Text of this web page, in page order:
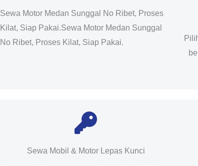
Sewa Motor Medan Sunggal No Ribet, Proses
Kilat, Siap Pakai.Sewa Motor Medan Sunggal
No Ribet, Proses Kilat, Siap Pakai.
Sewa Mobil & Motor Lepas Kunci